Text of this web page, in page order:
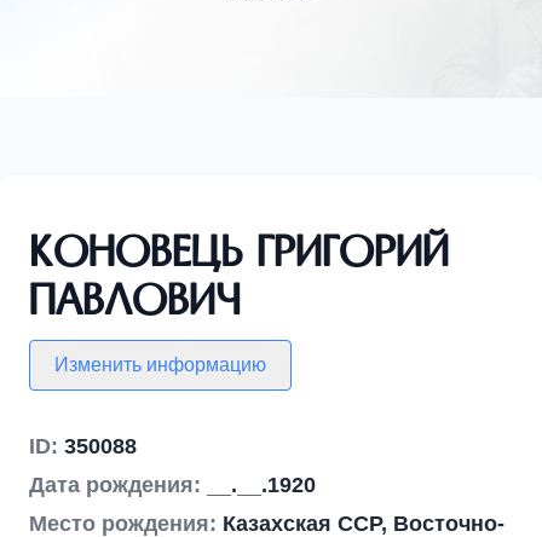
Коновець Григорий
Павлович
Изменить информацию
ID: 350088
Дата рождения:
__.__.1920
Место рождения: Казахская ССР, Восточно-